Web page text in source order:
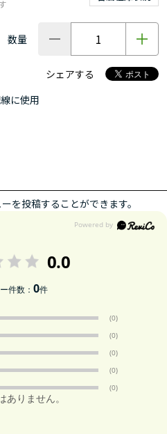
数量
シェアする
に使用
を投稿することができます。
0.0
件数：0件
(0)
(0)
(0)
(0)
(0)
ありません。